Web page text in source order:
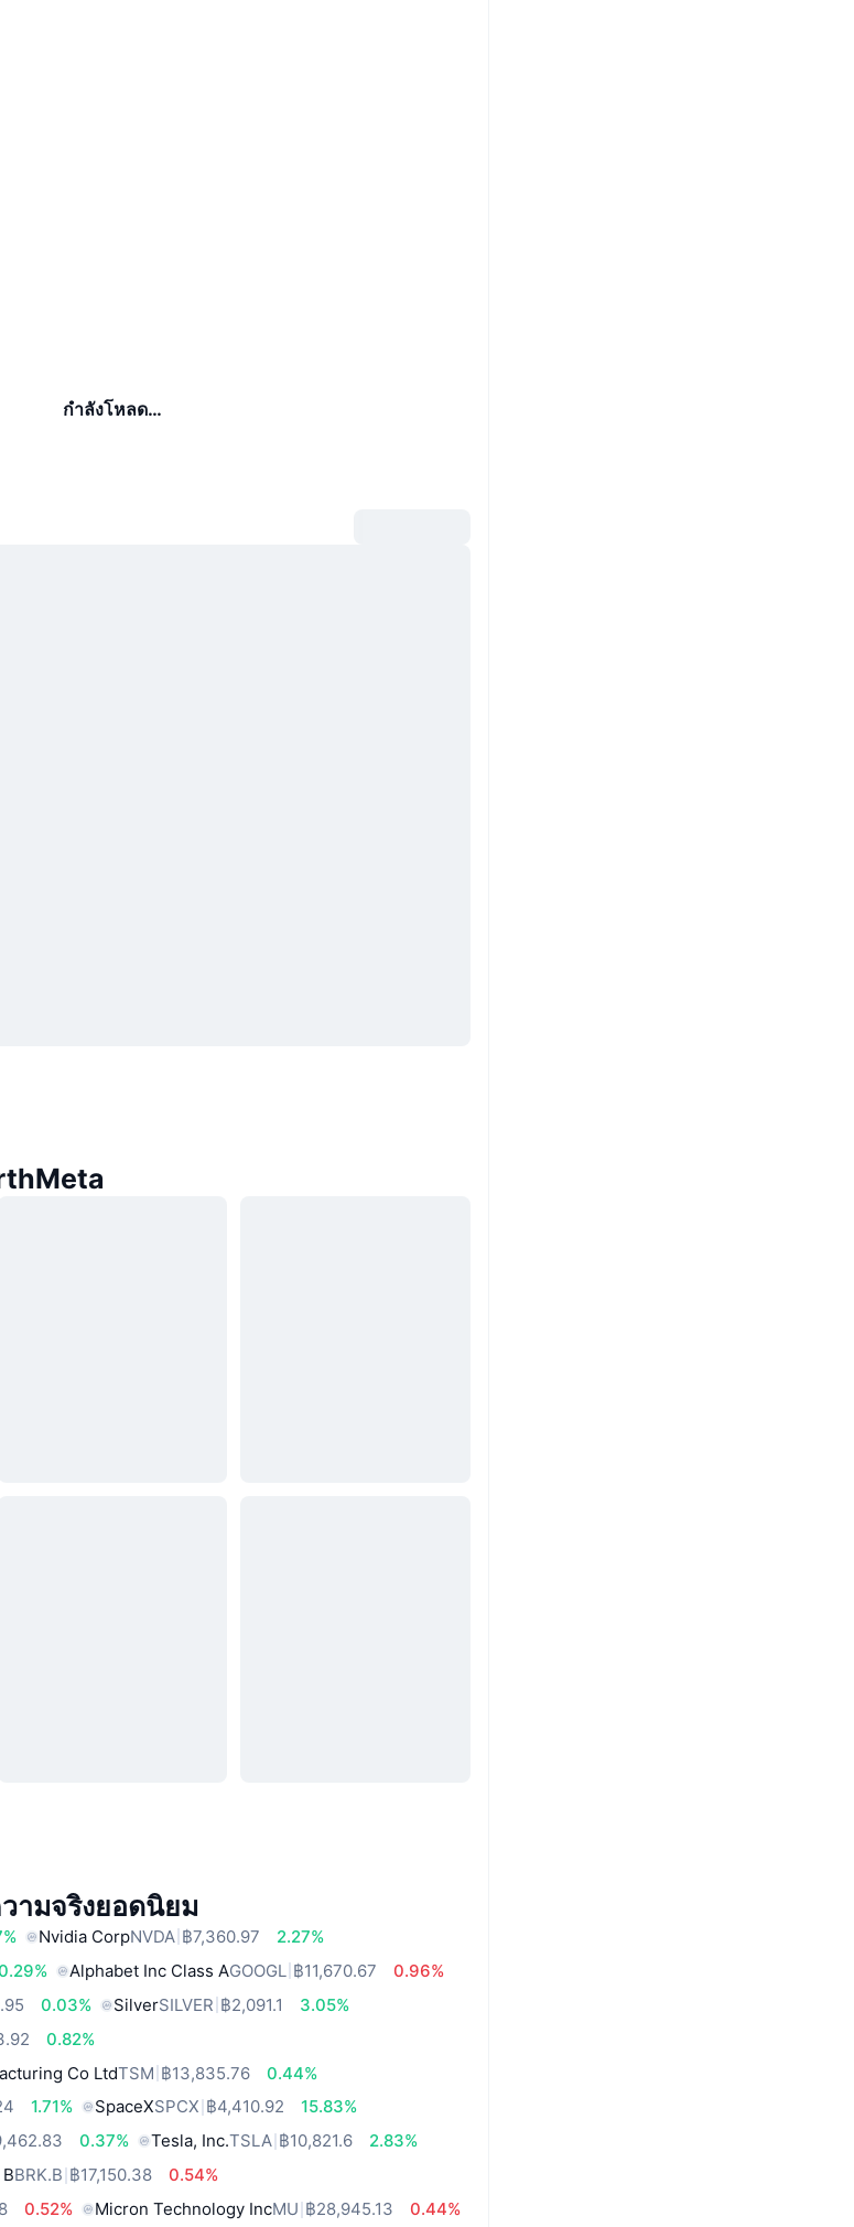
กำลังโหลด…
ามจริงยอดนิยม
Nvidia CorpNVDA ฿7,360.97
2.27%
Alphabet Inc Class AGOOGL ฿11,670.67
0.96%
0.03% SilverSILVER ฿2,091.1
3.05%
0.82%
Co LtdTSM ฿13,835.76
0.44%
1.71% SpaceXSPCX ฿4,410.92
15.83%
0.37% Tesla, Inc.TSLA ฿10,821.6
2.83%
BRK.B ฿17,150.38
0.54%
0.52% Micron Technology IncMU ฿28,945.13 0.44%